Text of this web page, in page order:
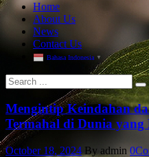
Home
About Us
News
Contact Us
Bahasa Indonesia ▼
Mengintip Keindahan
Termahal di Dunia
October 18, 2024 By admin 0